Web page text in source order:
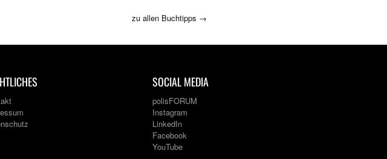
zu allen Buchtipps →
SOCIAL MEDIA
polisFORUM
Instagram
LinkedIn
Facebook
YouTube